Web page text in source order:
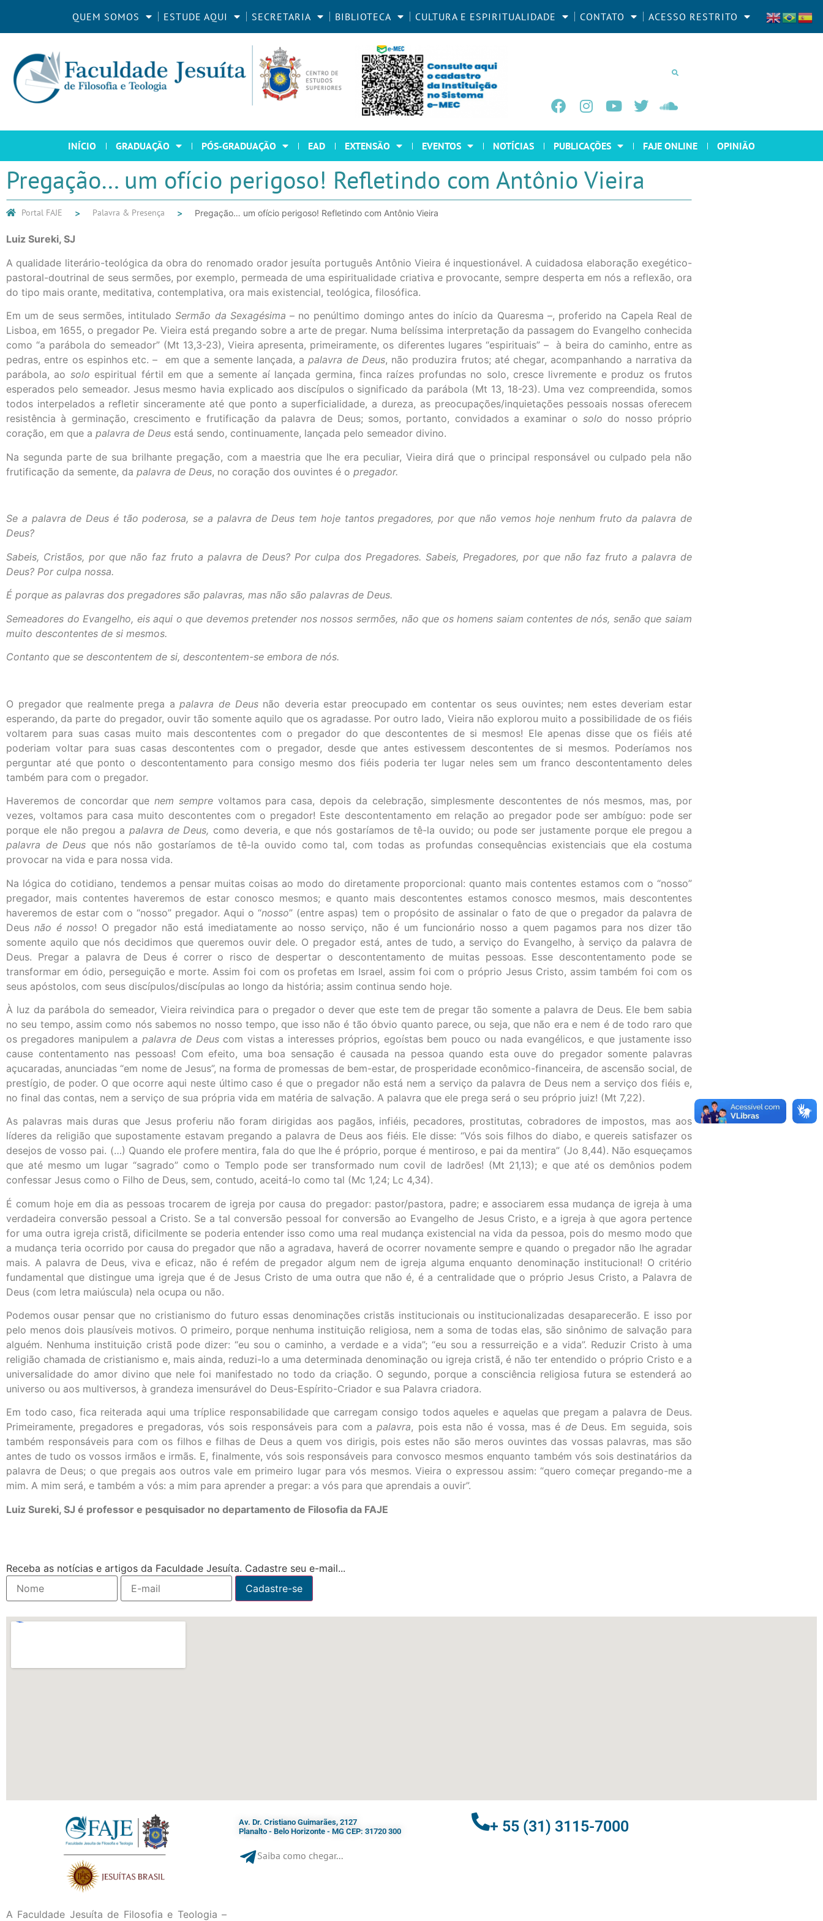
QUEM SOMOS ESTUDE AQUI SECRETARIA BIBLIOTECA CULTURA E ESPIRITUALIDADE CONTATO ACESSO RESTRITO
INÍCIO GRADUAÇÃO PÓS-GRADUAÇÃO EAD EXTENSÃO EVENTOS NOTÍCIAS PUBLICAÇÕES FAJE ONLINE OPINIÃO
Pregação… um ofício perigoso! Refletindo com Antônio Vieira
Portal FAJE Palavra & Presença Pregação… um ofício perigoso! Refletindo com Antônio Vieira
Luiz Sureki, SJ
A qualidade literário-teológica da obra do renomado orador jesuíta português Antônio Vieira é inquestionável. A cuidadosa elaboração exegético-
pastoral-doutrinal de seus sermões, por exemplo, permeada de uma espiritualidade criativa e provocante, sempre desperta em nós a reflexão, ora
do tipo mais orante, meditativa, contemplativa, ora mais existencial, teológica, filosófica.
Em um de seus sermões, intituladoSermão da Sexagésima – no penúltimo domingo antes do início da Quaresma –, proferido na Capela Real de
Lisboa, em 1655, o pregador Pe. Vieira está pregando sobre a arte de pregar. Numa belíssima interpretação da passagem do Evangelho conhecida
como “a parábola do semeador” (Mt 13,3-23), Vieira apresenta, primeiramente, os diferentes lugares “espirituais” – à beira do caminho, entre as
pedras, entre os espinhos etc. – em que a semente lançada, apalavra de Deus, não produzira frutos; até chegar, acompanhando a narrativa da
parábola, ao solo espiritual fértil em que a semente aí lançada germina, finca raízes profundas no solo, cresce livremente e produz os frutos
esperados pelo semeador. Jesus mesmo havia explicado aos discípulos o significado da parábola (Mt 13, 18-23). Uma vez compreendida, somos
todos interpelados a refletir sinceramente até que ponto a superficialidade, a dureza, as preocupações/inquietações pessoais nossas oferecem
resistência à germinação, crescimento e frutificação da palavra de Deus; somos, portanto, convidados a examinar osolo do nosso próprio
coração, em que a palavra de Deus está sendo, continuamente, lançada pelo semeador divino.
Na segunda parte de sua brilhante pregação, com a maestria que lhe era peculiar, Vieira dirá que o principal responsável ou culpado pela não
frutificação da semente, da palavra de Deus, no coração dos ouvintes é o pregador.
Se a palavra de Deus é tão poderosa, se a palavra de Deus tem hoje tantos pregadores, por que não vemos hoje nenhum fruto da palavra de
Deus?
Sabeis, Cristãos, por que não faz fruto a palavra de Deus? Por culpa dos Pregadores. Sabeis, Pregadores, por que não faz fruto a palavra de
Deus? Por culpa nossa.
É porque as palavras dos pregadores são palavras, mas não são palavras de Deus.
Semeadores do Evangelho, eis aqui o que devemos pretender nos nossos sermões, não que os homens saiam contentes de nós, senão que saiam
muito descontentes de si mesmos.
Contanto que se descontentem de si, descontentem-se embora de nós.
O pregador que realmente prega apalavra de Deusnão deveria estar preocupado em contentar os seus ouvintes; nem estes deveriam estar
esperando, da parte do pregador, ouvir tão somente aquilo que os agradasse. Por outro lado, Vieira não explorou muito a possibilidade de os fiéis
voltarem para suas casas muito mais descontentes com o pregador do que descontentes de si mesmos! Ele apenas disse que os fiéis até
poderiam voltar para suas casas descontentes com o pregador, desde que antes estivessem descontentes de si mesmos. Poderíamos nos
perguntar até que ponto o descontentamento para consigo mesmo dos fiéis poderia ter lugar neles sem um franco descontentamento deles
também para com o pregador.
Haveremos de concordar quenem semprevoltamos para casa, depois da celebração, simplesmente descontentes de nós mesmos, mas, por
vezes, voltamos para casa muito descontentes com o pregador! Este descontentamento em relação ao pregador pode ser ambíguo: pode ser
porque ele não pregou a palavra de Deus, como deveria, e que nós gostaríamos de tê-la ouvido; ou pode ser justamente porque ele pregou a
palavra de Deus que nós não gostaríamos de tê-la ouvido como tal, com todas as profundas consequências existenciais que ela costuma
provocar na vida e para nossa vida.
Na lógica do cotidiano, tendemos a pensar muitas coisas ao modo do diretamente proporcional: quanto mais contentes estamos com o “nosso”
pregador, mais contentes haveremos de estar conosco mesmos; e quanto mais descontentes estamos conosco mesmos, mais descontentes
haveremos de estar com o “nosso” pregador. Aqui o “nosso” (entre aspas) tem o propósito de assinalar o fato de que o pregador da palavra de
Deus não é nosso! O pregador não está imediatamente ao nosso serviço, não é um funcionário nosso a quem pagamos para nos dizer tão
somente aquilo que nós decidimos que queremos ouvir dele. O pregador está, antes de tudo, a serviço do Evangelho, à serviço da palavra de
Deus. Pregar a palavra de Deus é correr o risco de despertar o descontentamento de muitas pessoas. Esse descontentamento pode se
transformar em ódio, perseguição e morte. Assim foi com os profetas em Israel, assim foi com o próprio Jesus Cristo, assim também foi com os
seus apóstolos, com seus discípulos/discípulas ao longo da história; assim continua sendo hoje.
À luz da parábola do semeador, Vieira reivindica para o pregador o dever que este tem de pregar tão somente a palavra de Deus. Ele bem sabia
no seu tempo, assim como nós sabemos no nosso tempo, que isso não é tão óbvio quanto parece, ou seja, que não era e nem é de todo raro que
os pregadores manipulem a palavra de Deuscom vistas a interesses próprios, egoístas bem pouco ou nada evangélicos, e que justamente isso
cause contentamento nas pessoas! Com efeito, uma boa sensação é causada na pessoa quando esta ouve do pregador somente palavras
açucaradas, anunciadas “em nome de Jesus”, na forma de promessas de bem-estar, de prosperidade econômico-financeira, de ascensão social, de
prestígio, de poder. O que ocorre aqui neste último caso é que o pregador não está nem a serviço da palavra de Deus nem a serviço dos fiéis e,
no final das contas, nem a serviço de sua própria vida em matéria de salvação. A palavra que ele prega será o seu próprio juiz! (Mt 7,22).
As palavras mais duras que Jesus proferiu não foram dirigidas aos pagãos, infiéis, pecadores, prostitutas, cobradores de impostos, mas aos
líderes da religião que supostamente estavam pregando a palavra de Deus aos fiéis. Ele disse: “Vós sois filhos do diabo, e quereis satisfazer os
desejos de vosso pai. (…) Quando ele profere mentira, fala do que lhe é próprio, porque é mentiroso, e pai da mentira” (Jo 8,44). Não esqueçamos
que até mesmo um lugar “sagrado” como o Templo pode ser transformado num covil de ladrões! (Mt 21,13); e que até os demônios podem
confessar Jesus como o Filho de Deus, sem, contudo, aceitá-lo como tal (Mc 1,24; Lc 4,34).
É comum hoje em dia as pessoas trocarem de igreja por causa do pregador: pastor/pastora, padre; e associarem essa mudança de igreja à uma
verdadeira conversão pessoal a Cristo. Se a tal conversão pessoal for conversão ao Evangelho de Jesus Cristo, e a igreja à que agora pertence
for uma outra igreja cristã, dificilmente se poderia entender isso como uma real mudança existencial na vida da pessoa, pois do mesmo modo que
a mudança teria ocorrido por causa do pregador que não a agradava, haverá de ocorrer novamente sempre e quando o pregador não lhe agradar
mais. A palavra de Deus, viva e eficaz, não é refém de pregador algum nem de igreja alguma enquanto denominação institucional! O critério
fundamental que distingue uma igreja que é de Jesus Cristo de uma outra que não é, é a centralidade que o próprio Jesus Cristo, a Palavra de
Deus (com letra maiúscula) nela ocupa ou não.
Podemos ousar pensar que no cristianismo do futuro essas denominações cristãs institucionais ou institucionalizadas desaparecerão. E isso por
pelo menos dois plausíveis motivos. O primeiro, porque nenhuma instituição religiosa, nem a soma de todas elas, são sinônimo de salvação para
alguém. Nenhuma instituição cristã pode dizer: “eu sou o caminho, a verdade e a vida”; “eu sou a ressurreição e a vida”. Reduzir Cristo à uma
religião chamada de cristianismo e, mais ainda, reduzi-lo a uma determinada denominação ou igreja cristã, é não ter entendido o próprio Cristo e a
universalidade do amor divino que nele foi manifestado no todo da criação. O segundo, porque a consciência religiosa futura se estenderá ao
universo ou aos multiversos, à grandeza imensurável do Deus-Espírito-Criador e sua Palavra criadora.
Em todo caso, fica reiterada aqui uma tríplice responsabilidade que carregam consigo todos aqueles e aquelas que pregam a palavra de Deus.
Primeiramente, pregadores e pregadoras, vós sois responsáveis para com apalavra, pois esta não é vossa, mas é deDeus. Em seguida, sois
também responsáveis para com os filhos e filhas de Deus a quem vos dirigis, pois estes não são meros ouvintes das vossas palavras, mas são
antes de tudo os vossos irmãos e irmãs. E, finalmente, vós sois responsáveis para convosco mesmos enquanto também vós sois destinatários da
palavra de Deus; o que pregais aos outros vale em primeiro lugar para vós mesmos. Vieira o expressou assim: “quero começar pregando-me a
mim. A mim será, e também a vós: a mim para aprender a pregar: a vós para que aprendais a ouvir”.
Luiz Sureki, SJ é professor e pesquisador no departamento de Filosofia da FAJE
Receba as notícias e artigos da Faculdade Jesuíta. Cadastre seu e-mail...
A Faculdade Jesuíta de Filosofia e Teologia –
Av. Dr. Cristiano Guimarães, 2127
Planalto - Belo Horizonte - MG CEP: 31720 300
Saiba como chegar...
+ 55 (31) 3115-7000​